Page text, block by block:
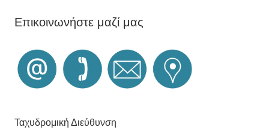
Επικοινωνήστε μαζί μας
Ταχυδρομική Διεύθυνση